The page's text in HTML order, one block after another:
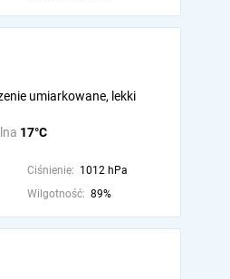
17°C
umiarkowane, lekki
Ciśnienie: 1012 hPa
Wilgotność: 89%